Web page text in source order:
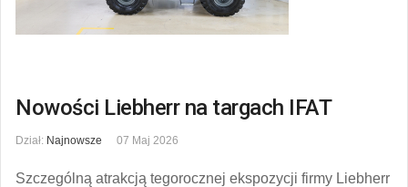
Nowości Liebherr na targach IFAT
Dział: Najnowsze 07 Maj 2026
Szczególną atrakcją tegorocznej ekspozycji firmy Liebherr